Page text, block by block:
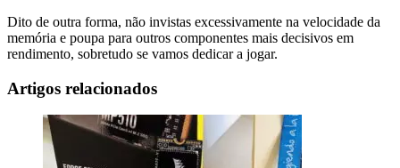
Dito de outra forma, não invistas excessivamente na velocidade da
memória e poupa para outros componentes mais decisivos em
rendimento, sobretudo se vamos dedicar a jogar.
Artigos relacionados